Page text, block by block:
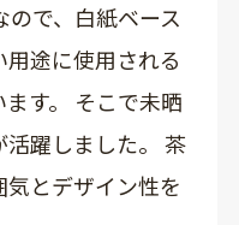
ので、白紙ベース
途に使用される
す。 そこで未晒
活躍しました。 茶
とデザイン性を